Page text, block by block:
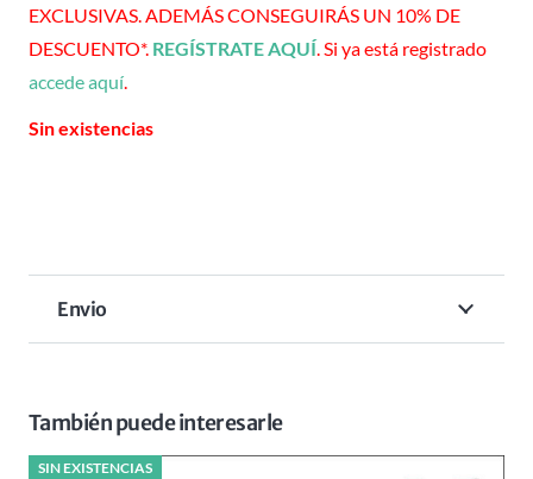
EXCLUSIVAS. ADEMÁS CONSEGUIRÁS UN 10% DE
DESCUENTO*. REGÍSTRATE AQUÍ. Si ya está registrado
accede aquí.
Sin existencias
Envio
También puede interesarle
SIN EXISTENCIAS